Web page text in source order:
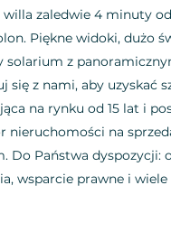
willa zaledwie 4 minuty
Piękne widoki, dużo
solarium z
się z nami, aby uzyskać
na rynku od 15 lat i
nieruchomości na
Do Państwa dyspozycji:
wsparcie prawne i